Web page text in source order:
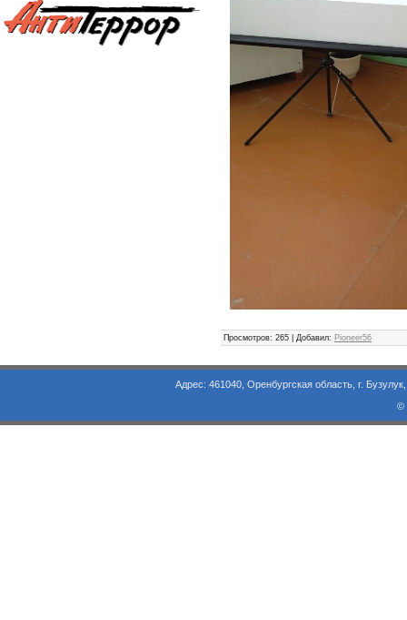
Просмотров: 265 | Добавил: Pioneer56
Адрес: 461040, Оренбургская область, г. Бузулук, ул.
©